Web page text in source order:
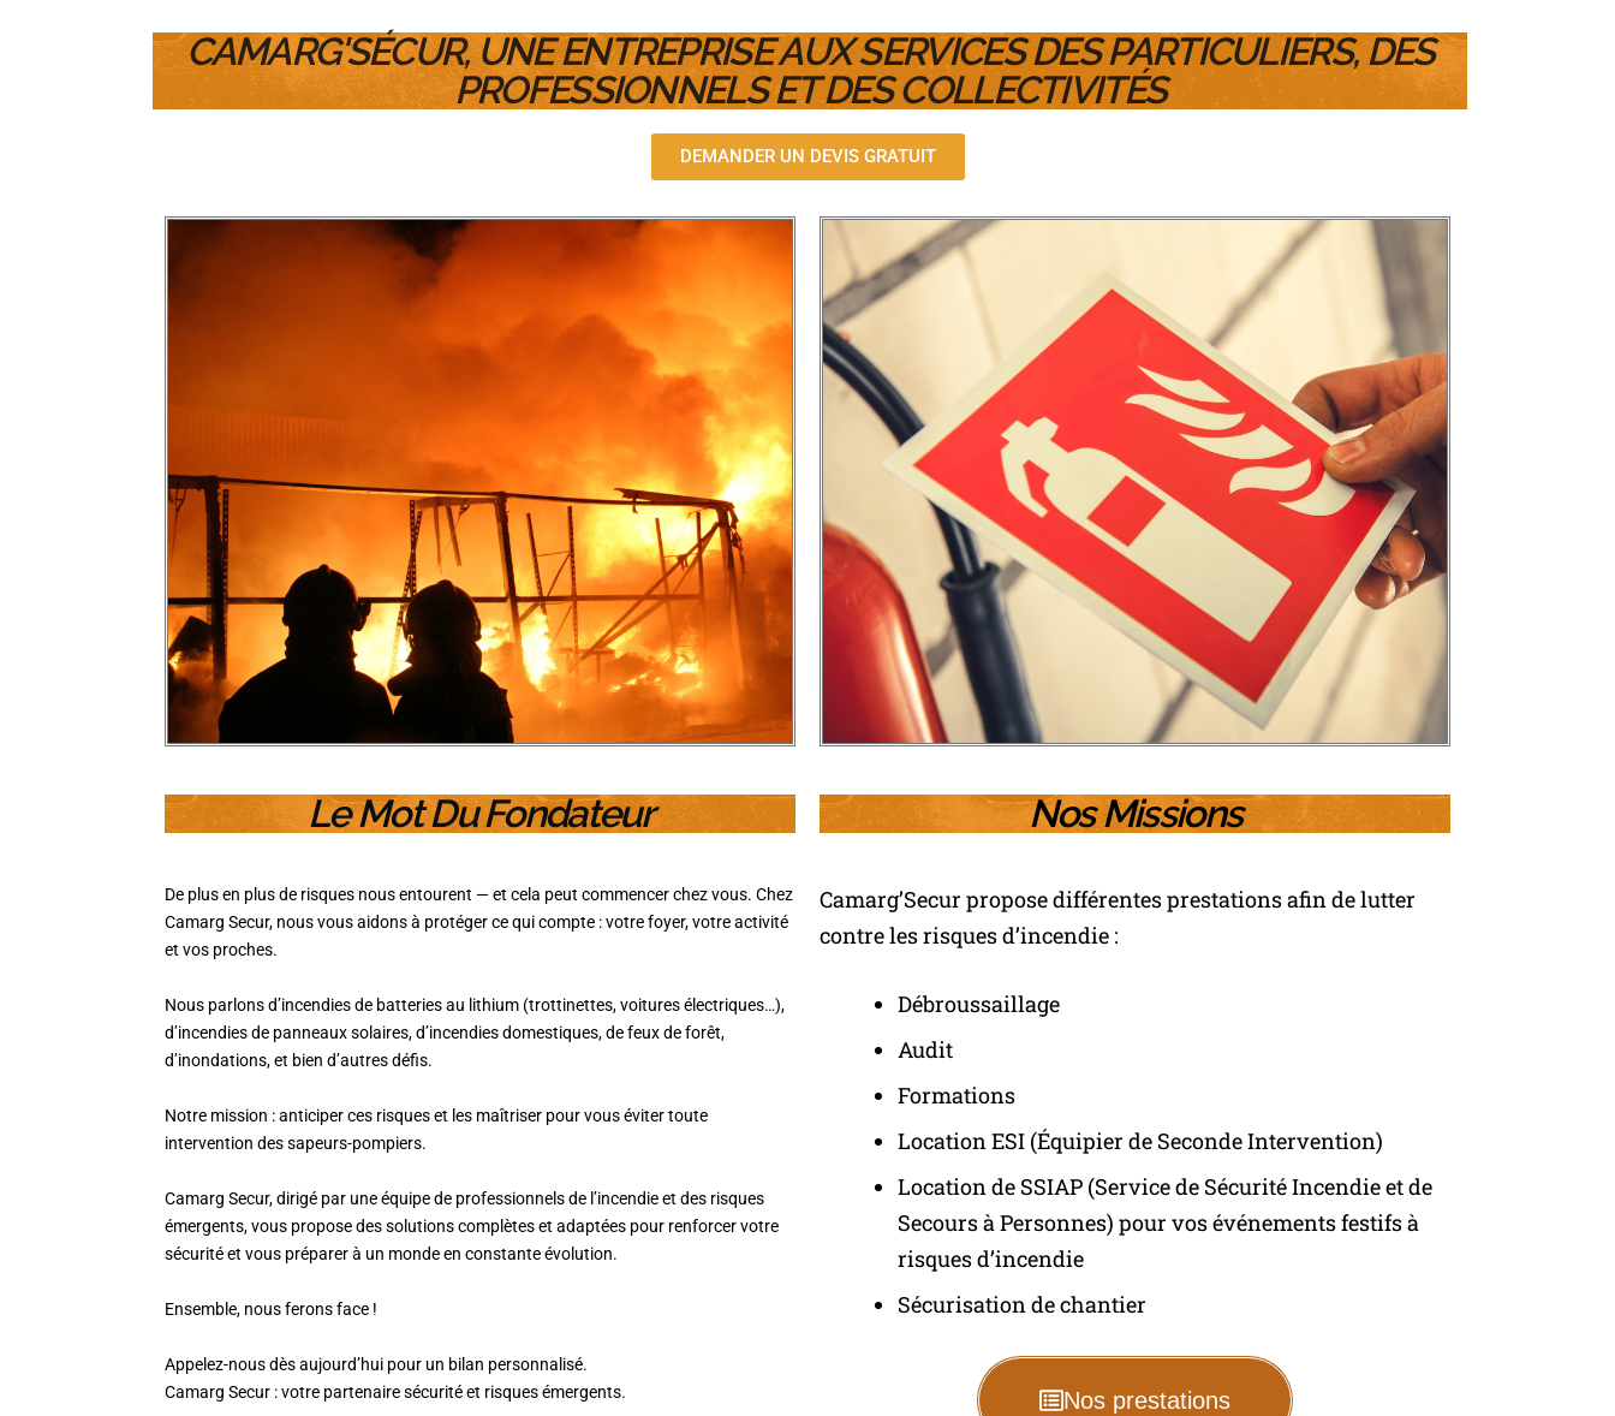
CAMARG'SÉCUR, UNE ENTREPRISE AUX SERVICES DES PARTICULIERS, DES
PROFESSIONNELS ET DES COLLECTIVITÉS
DEMANDER UN DEVIS GRATUIT
Le Mot Du Fondateur Nos Missions
De plus en plus de risques nous entourent — et cela peut commencer chez vous. Chez
Camarg Secur, nous vous aidons à protéger ce qui compte : votre foyer, votre activité
et vos proches.
Nous parlons d’incendies de batteries au lithium (trottinettes, voitures électriques…),
d’incendies de panneaux solaires, d’incendies domestiques, de feux de forêt,
d’inondations, et bien d’autres défis.
Notre mission : anticiper ces risques et les maîtriser pour vous éviter toute
intervention des sapeurs-pompiers.
Camarg Secur, dirigé par une équipe de professionnels de l’incendie et des risques
émergents, vous propose des solutions complètes et adaptées pour renforcer votre
sécurité et vous préparer à un monde en constante évolution.
Ensemble, nous ferons face !
Appelez-nous dès aujourd’hui pour un bilan personnalisé.
Camarg Secur : votre partenaire sécurité et risques émergents.
Camarg’Secur propose différentes prestations afin de lutter
contre les risques d’incendie :
Débroussaillage
Audit
Formations
Location ESI (Équipier de Seconde Intervention)
Location de SSIAP (Service de Sécurité Incendie et de
Secours à Personnes) pour vos événements festifs à
risques d’incendie
Sécurisation de chantier
Nos prestations